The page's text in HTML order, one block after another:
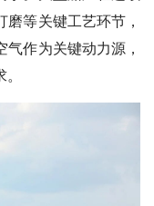
等关键工艺环节，
作为关键动力源，